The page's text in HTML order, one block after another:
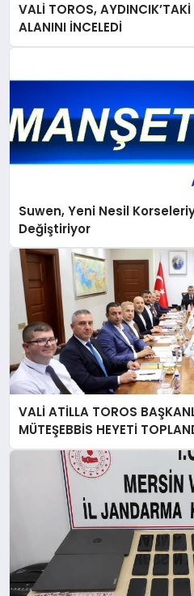
VALİ TOROS,
ALANINI İNCELEDİ
Suwen, Yeni Nesil
Değiştiriyor
VALİ ATİLLA TOROS
MÜTEŞEBBİS HEYETİ